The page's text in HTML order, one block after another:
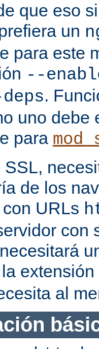
que eso
un
para este
--
.
uno debe
para
de los
URLs
con
extensión
al